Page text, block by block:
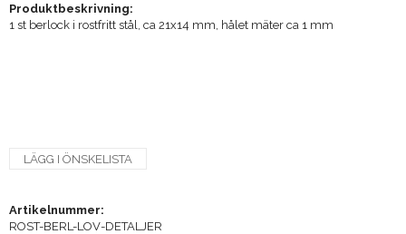
Produktbeskrivning:
1 st berlock i rostfritt stål, ca 21x14 mm, hålet mäter ca 1 mm
LÄGG I ÖNSKELISTA
Artikelnummer:
ROST-BERL-LOV-DETALJER